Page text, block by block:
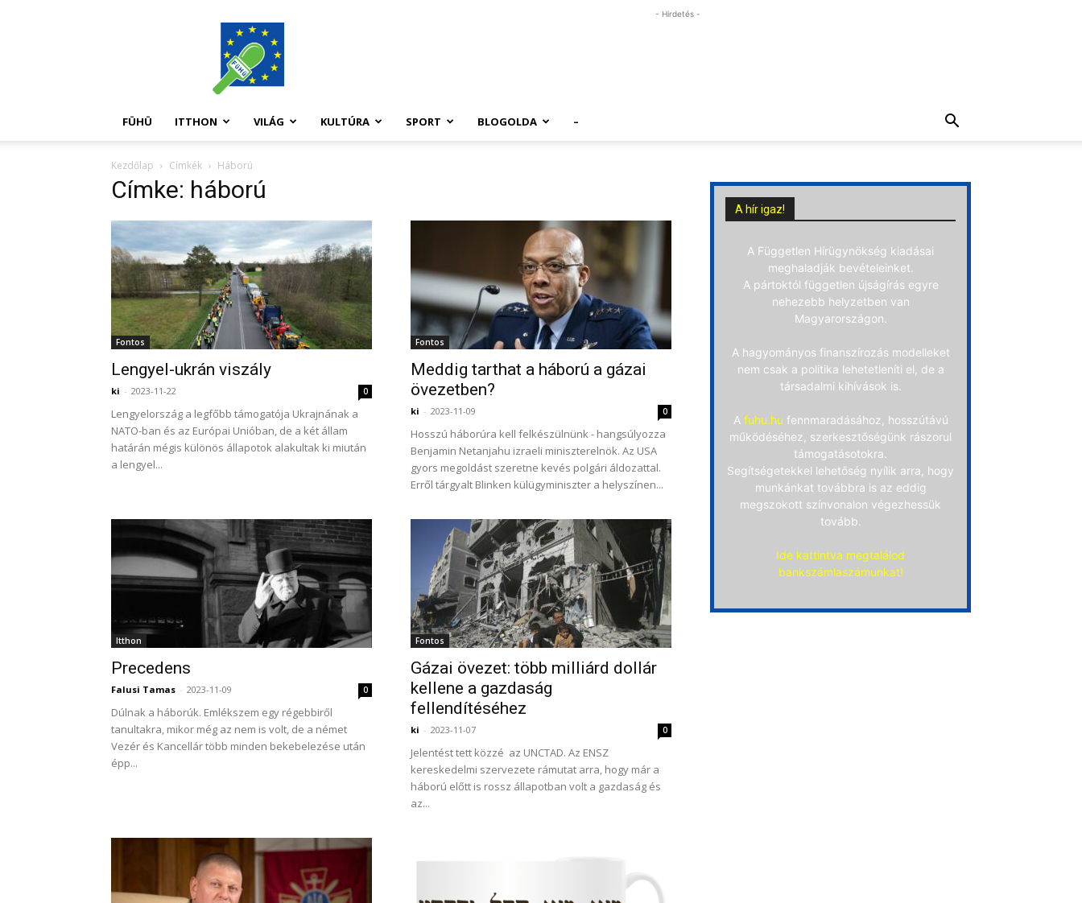
FüHü
- Hirdetés -
FÜHÜ ITTHON VILÁG KULTÚRA SPORT BLOGOLDA –
Kezdőlap Címkék Háború
Címke: háború
Fontos
Lengyel-ukrán viszály
ki - 2023-11-22 0
Lengyelország a legfőbb támogatója Ukrajnának a
NATO-ban és az Európai Unióban, de a két állam
határán mégis különös állapotok alakultak ki miután
a lengyel...
Fontos
Meddig tarthat a háború a gázai
övezetben?
ki - 2023-11-09 0
Hosszú háborúra kell felkészülnünk - hangsúlyozza
Benjamin Netanjahu izraeli miniszterelnök. Az USA
gyors megoldást szeretne kevés polgári áldozattal.
Erről tárgyalt Blinken külügyminiszter a helyszínen...
Itthon
Precedens
Falusi Tamas - 2023-11-09 0
Dúlnak a háborúk. Emlékszem egy régebbiről
tanultakra, mikor még az nem is volt, de a német
Vezér és Kancellár több minden bekebelezése után
épp...
Fontos
Gázai övezet: több milliárd dollár
kellene a gazdaság
fellendítéséhez
ki - 2023-11-07 0
Jelentést tett közzé az UNCTAD. Az ENSZ
kereskedelmi szervezete rámutat arra, hogy már a
háború előtt is rossz állapotban volt a gazdaság és
az...
A hír igaz!
A Független Hírügynökség kiadásai
meghaladják bevételeinket.
A pártoktól független újságírás egyre
nehezebb helyzetben van
Magyarországon.
A hagyományos finanszírozás modelleket
nem csak a politika lehetetleníti el, de a
társadalmi kihívások is.
A fuhu.hu fennmaradásához, hosszútávú
működéséhez, szerkesztőségünk rászorul
támogatásotokra.
Segítségetekkel lehetőség nyílik arra, hogy
munkánkat továbbra is az eddig
megszokott színvonalon végezhessük
tovább.
Ide kattintva megtalálod
bankszámlaszámunkat!